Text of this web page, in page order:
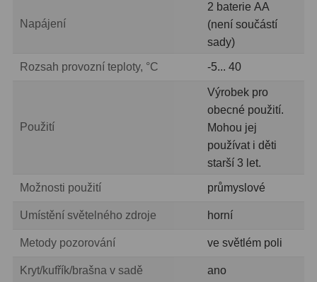
Napájení
2 baterie АА
(není součástí
sady)
Rozsah provozní teploty, °C -5... 40
Použití
Výrobek pro
obecné použití.
Mohou jej
používat i děti
starší 3 let.
Možnosti použití průmyslové
Umístění světelného zdroje horní
Metody pozorování ve světlém poli
Kryt/kufřík/brašna v sadě ano